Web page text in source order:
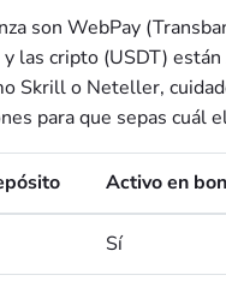
son WebPay
las cripto (USDT)
Skrill o Neteller,
para que sepas cuál
Activo en
Sí